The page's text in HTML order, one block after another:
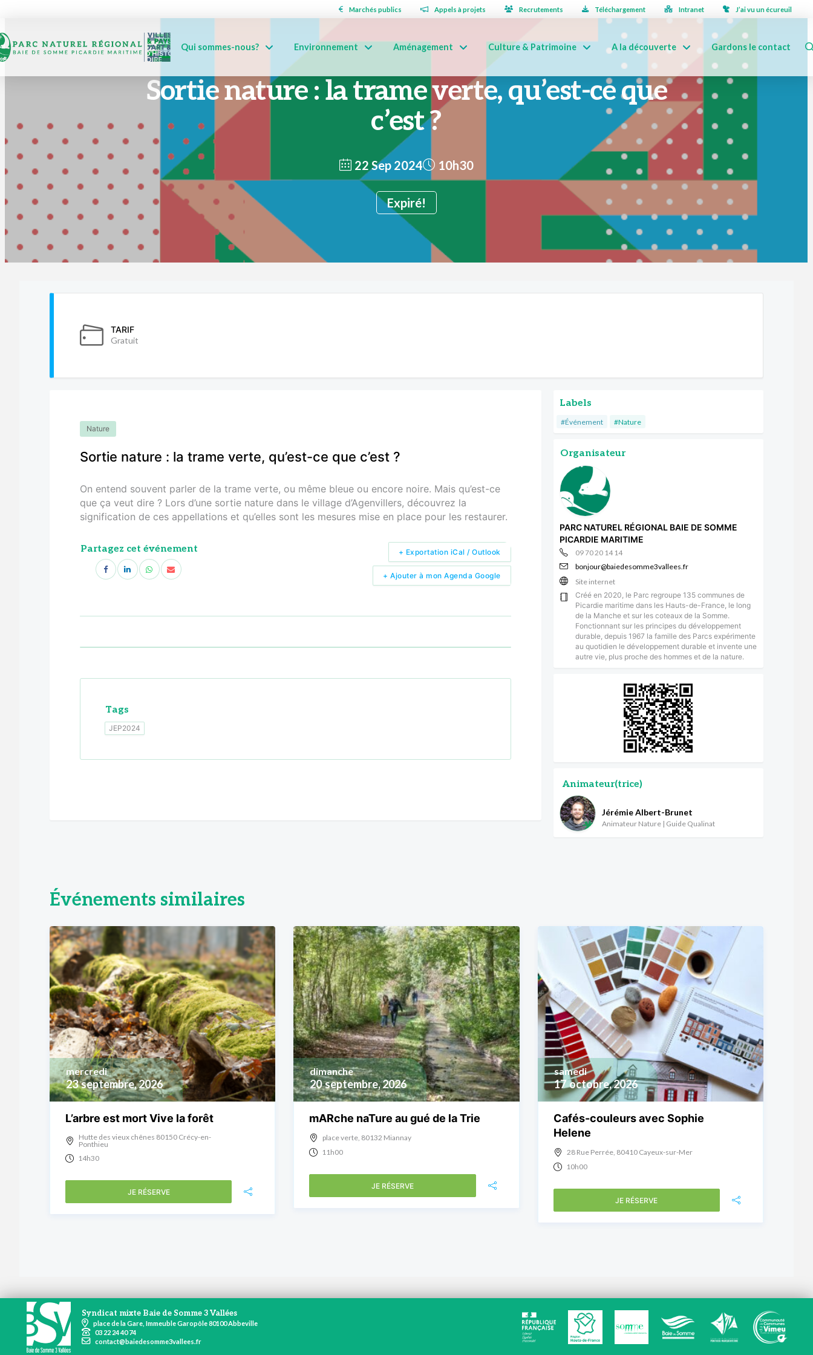
Marchés publics Appels à projets Recrutements Téléchargement Intranet J’ai vu un écureuil
Qui sommes-nous? Environnement Aménagement Culture & Patrimoine A la découverte Gardons le contact
Sortie nature : la trame verte, qu’est-ce que
c’est ?
22 Sep 2024
Expiré!
10h30
TARIF
Gratuit
Nature
Sortie nature : la trame verte, qu’est-ce que c’est ?
On entend souvent parler de la trame verte, ou même bleue ou encore noire. Mais qu’est-ce
que ça veut dire ? Lors d’une sortie nature dans le village d’Agenvillers, découvrez la
signification de ces appellations et qu’elles sont les mesures mise en place pour les restaurer.
Partagez cet événement
+ Ajouter à mon Agenda Google
+ Exportation iCal / Outlook
Tags
JEP2024
Labels
#Événement #Nature
Organisateur
PARC NATUREL RÉGIONAL BAIE DE SOMME
PICARDIE MARITIME
09 70 20 14 14
bonjour@baiedesomme3vallees.fr
Site internet
Créé en 2020, le Parc regroupe 135 communes de
Picardie maritime dans les Hauts-de-France, le long
de la Manche et sur les coteaux de la Somme.
Fonctionnant sur les principes du développement
durable, depuis 1967 la famille des Parcs expérimente
au quotidien le développement durable et invente une
autre vie, plus proche des hommes et de la nature.
Animateur(trice)
Jérémie Albert-Brunet
Animateur Nature | Guide Qualinat
Événements similaires
23 septembre, 2026
mercredi
L’arbre est mort Vive la forêt
Hutte des vieux chênes 80150 Crécy-en-
Ponthieu
14h30
JE RÉSERVE
20 septembre, 2026
dimanche
mARche naTure au gué de la Trie
place verte, 80132 Miannay
11h00
JE RÉSERVE
17 octobre, 2026
samedi
Cafés-couleurs avec Sophie
Helene
28 Rue Perrée, 80410 Cayeux-sur-Mer
10h00
JE RÉSERVE
Syndicat mixte Baie de Somme 3 Vallées
place de la Gare, Immeuble Garopôle 80100 Abbeville
03 22 24 40 74
contact@baiedesomme3vallees.fr